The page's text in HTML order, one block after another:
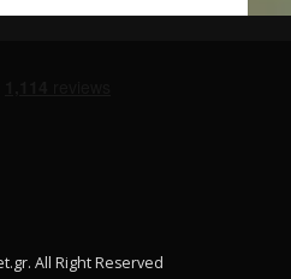
All Right Reserved